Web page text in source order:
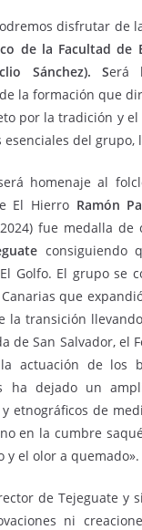
disfrutar de
de la Facultad de
Sánchez). Será
la formación que
por la tradición y
esenciales del
homenaje al
El Hierro Ramón
2024) fue medalla
consiguiendo
Golfo. El grupo se
que
la transición
de San Salvador, el
actuación de los
ha dejado un
etnográficos de
en la cumbre
y el olor a quemado».
de Tejeguate y
ni